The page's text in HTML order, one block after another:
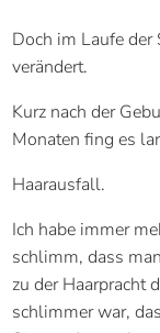
Doch im Laufe
verändert.
Kurz nach der
Monaten fing es
Haarausfall.
Ich habe immer
schlimm, dass
zu der Haarpracht
schlimmer war,